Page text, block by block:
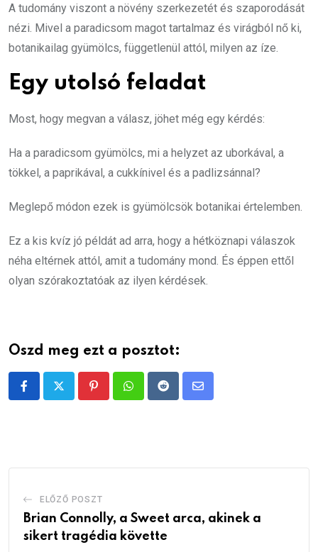
A tudomány viszont a növény szerkezetét és szaporodását
nézi. Mivel a paradicsom magot tartalmaz és virágból nő ki,
botanikailag gyümölcs, függetlenül attól, milyen az íze.
Egy utolsó feladat
Most, hogy megvan a válasz, jöhet még egy kérdés:
Ha a paradicsom gyümölcs, mi a helyzet az uborkával, a
tökkel, a paprikával, a cukkínivel és a padlizsánnal?
Meglepő módon ezek is gyümölcsök botanikai értelemben.
Ez a kis kvíz jó példát ad arra, hogy a hétköznapi válaszok
néha eltérnek attól, amit a tudomány mond. És éppen ettől
olyan szórakoztatóak az ilyen kérdések.
Oszd meg ezt a posztot:
PinterestWhatsappRedditShare
ELŐZŐ POSZT
Brian Connolly, a Sweet arca, akinek a
sikert tragédia követte